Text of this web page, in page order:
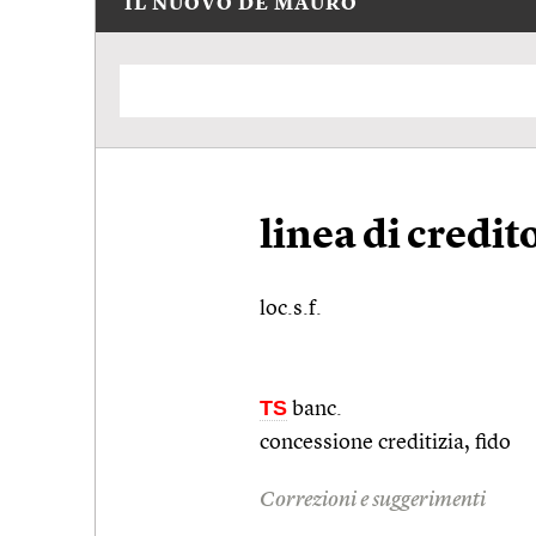
IL NUOVO DE MAURO
linea di
loc.s.f.
TS banc.
concessione creditizia, fido
Correzioni e suggerimenti